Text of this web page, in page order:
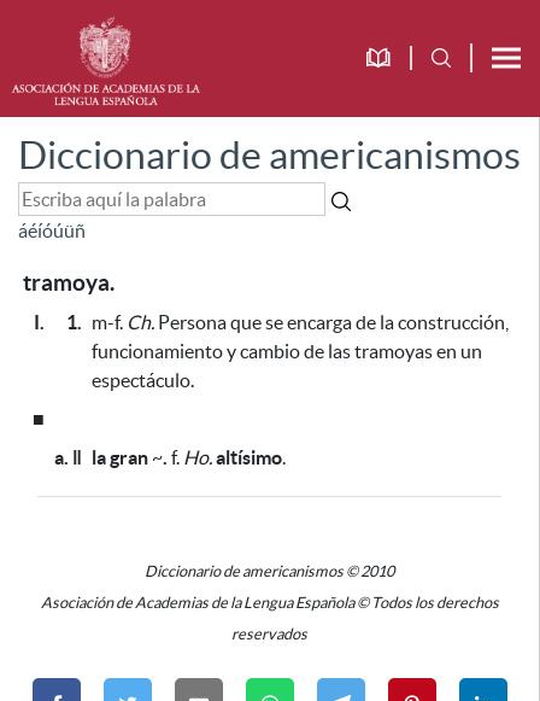
Diccionario de americanismos
áéíóúüñ
tramoya.
I. 1. m-f. Ch. Persona que se encarga de la construcción,
funcionamiento y cambio de las tramoyas en un
espectáculo.
■
a. ǁ la gran ~. f. Ho.altísimo.
Diccionario de americanismos © 2010
Asociación de Academias de la Lengua Española © Todos los derechos
reservados